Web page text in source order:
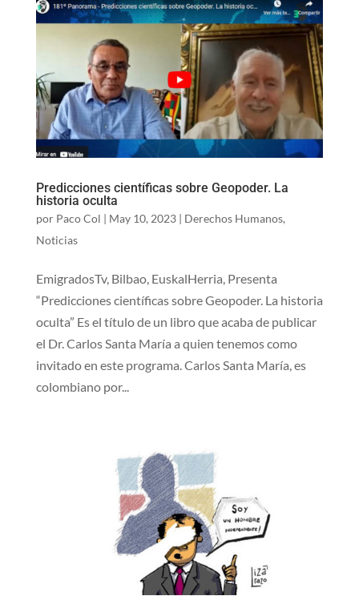
Predicciones científicas sobre Geopoder. La
historia oculta
por Paco Col | May 10, 2023| Derechos Humanos,
Noticias
EmigradosTv, Bilbao, EuskalHerria, Presenta
“Predicciones científicas sobre Geopoder. La historia
oculta” Es el título de un libro que acaba de publicar
el Dr. Carlos Santa María a quien tenemos como
invitado en este programa. Carlos Santa María, es
colombiano por...